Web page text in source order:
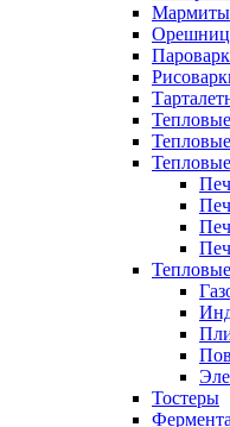
Мармиты
Тостеры